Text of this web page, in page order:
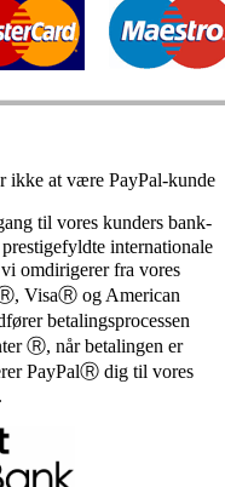
ikke at være PayPal-kunde
til vores kunders bank-
internationale
omdirigerer fra vores
VisaⓇ og American
betalingsprocessen
Ⓡ, når betalingen er
PayPalⓇ dig til vores